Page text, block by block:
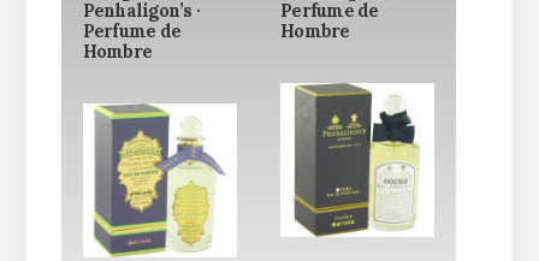
Penhaligon’s ·
Perfume de
Hombre
Perfume de
Hombre